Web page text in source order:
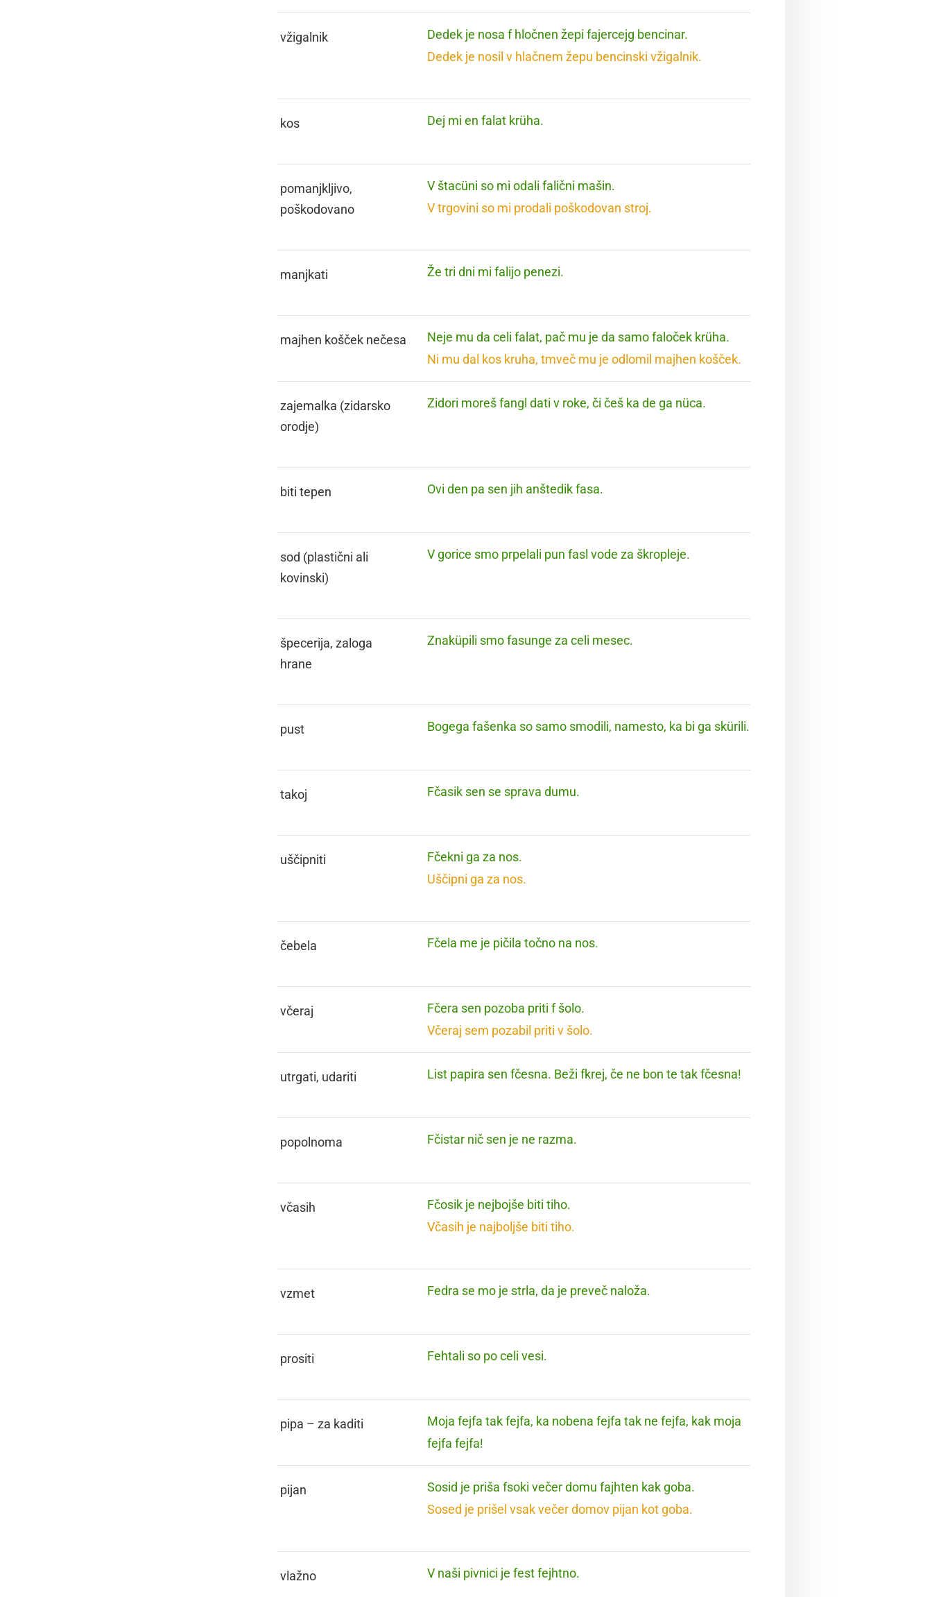
vžigalnik
Dedek je nosa f hločnen žepi fajercejg bencinar.
Dedek je nosil v hlačnem žepu bencinski vžigalnik.
kos Dej mi en falat krüha.
pomanjkljivo,
poškodovano
V štacüni so mi odali falični mašin.
V trgovini so mi prodali poškodovan stroj.
manjkati Že tri dni mi falijo penezi.
majhen košček nečesa
Neje mu da celi falat, pač mu je da samo faloček krüha.
Ni mu dal kos kruha, tmveč mu je odlomil majhen košček.
zajemalka (zidarsko
orodje)
Zidori moreš fangl dati v roke, či češ ka de ga nüca.
biti tepen Ovi den pa sen jih anštedik fasa.
sod (plastični ali
kovinski)
V gorice smo prpelali pun fasl vode za škropleje.
špecerija, zaloga
hrane
Znaküpili smo fasunge za celi mesec.
pust Bogega fašenka so samo smodili, namesto, ka bi ga skürili.
takoj Fčasik sen se sprava dumu.
uščipniti
Fčekni ga za nos.
Uščipni ga za nos.
čebela Fčela me je pičila točno na nos.
včeraj
Fčera sen pozoba priti f šolo.
Včeraj sem pozabil priti v šolo.
utrgati, udariti List papira sen fčesna. Beži fkrej, če ne bon te tak fčesna!
popolnoma Fčistar nič sen je ne razma.
včasih
Fčosik je nejbojše biti tiho.
Včasih je najboljše biti tiho.
vzmet Fedra se mo je strla, da je preveč naloža.
prositi Fehtali so po celi vesi.
pipa – za kaditi
Moja fejfa tak fejfa, ka nobena fejfa tak ne fejfa, kak moja
fejfa fejfa!
pijan
Sosid je priša fsoki večer domu fajhten kak goba.
Sosed je prišel vsak večer domov pijan kot goba.
vlažno V naši pivnici je fest fejhtno.